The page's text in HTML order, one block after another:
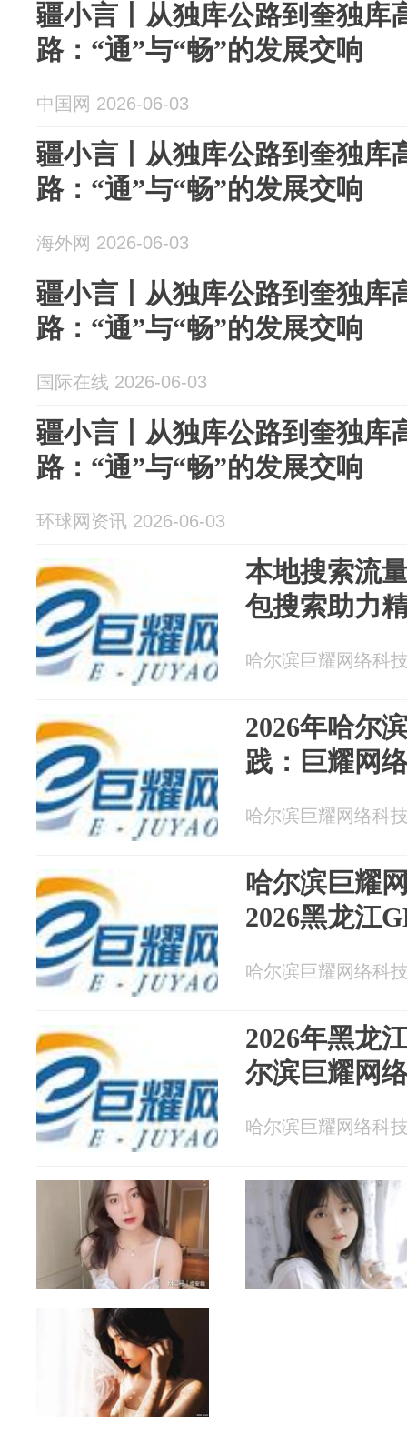
疆小言丨从独库公路到奎独库
路：“通”与“畅”的发展交响
中国网 2026-06-03
疆小言丨从独库公路到奎独库
路：“通”与“畅”的发展交响
海外网 2026-06-03
疆小言丨从独库公路到奎独库
路：“通”与“畅”的发展交响
国际在线 2026-06-03
疆小言丨从独库公路到奎独库
路：“通”与“畅”的发展交响
环球网资讯 2026-06-03
本地搜索流
包搜索助力
哈尔滨巨耀网络科
2026年哈尔
践：巨耀网
哈尔滨巨耀网络科
哈尔滨巨耀
2026黑龙江
哈尔滨巨耀网络科
2026年黑龙
尔滨巨耀网
哈尔滨巨耀网络科